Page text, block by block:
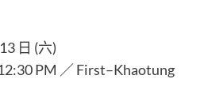
日 (六)
PM ／ First–Khaotung